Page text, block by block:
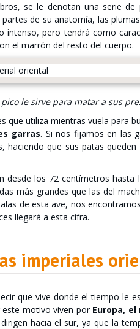
se le denotan una serie
de su anatomía, las
intenso, pero tendrá como
el marrón del resto del cuerpo.
pico le sirve para matar a sus
utiliza mientras vuela para
garras. Si nos fijamos en las
haciendo que sus patas
desde los 72 centímetros
más grandes que las del
de esta ave, nos
llegará a esta cifra.
imperiales
que vive donde el tiempo le
este motivo viven por Europa,
hacia el sur, ya que la